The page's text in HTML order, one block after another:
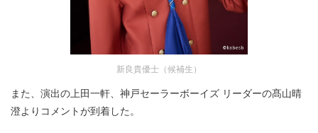
新良貴優士（候補生）
また、演出の上田一軒、神戸セーラーボーイズ リーダーの髙山晴
澄よりコメントが到着した。